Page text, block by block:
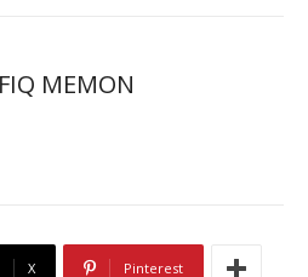
MEMON
X Pinterest